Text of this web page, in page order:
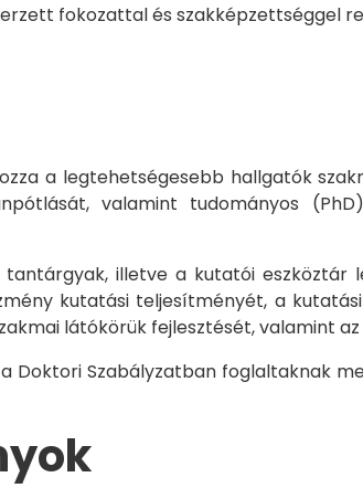
fokozattal és szakképzettséggel
a legtehetségesebb hallgatók
valamint tudományos
illetve a kutatói eszköztár
kutatási teljesítményét, a
látókörük fejlesztését, valamint
Doktori Szabályzatban foglaltaknak